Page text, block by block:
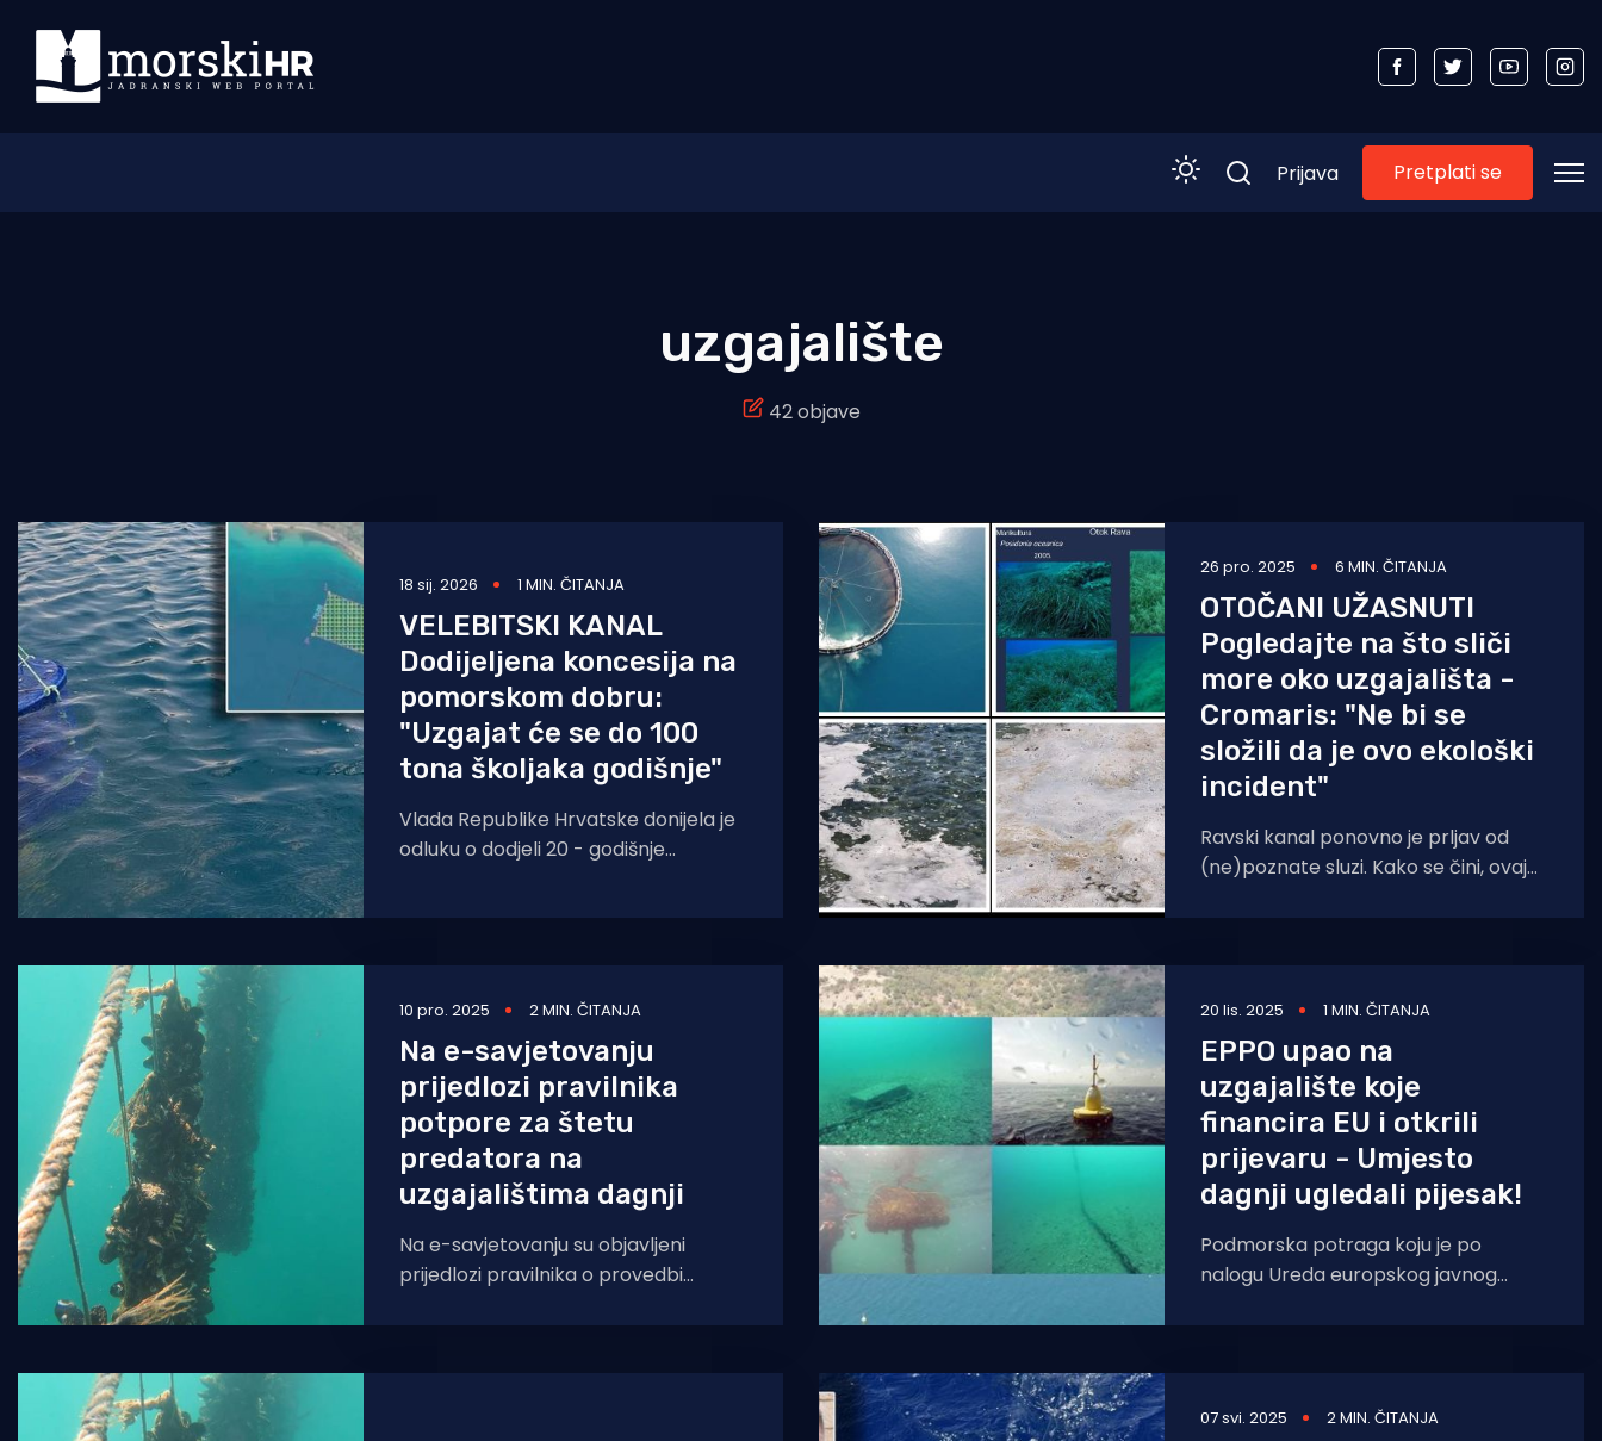
Turizam i nautika
Pomorstvo
Ribolov
Ekologija
Tradicija i kultura
Prijava Pretplati se
uzgajalište
42 objave
18 sij. 2026 1 MIN. ČITANJA
VELEBITSKI KANAL
Dodijeljena koncesija na
pomorskom dobru:
"Uzgajat će se do 100
tona školjaka godišnje"
Vlada Republike Hrvatske donijela je
odluku o dodjeli 20 - godišnje
26 pro. 2025 6 MIN. ČITANJA
OTOČANI UŽASNUTI
Pogledajte na što sliči
more oko uzgajališta -
Cromaris: "Ne bi se
složili da je ovo ekološki
incident"
Ravski kanal ponovno je prljav od
(ne)poznate sluzi. Kako se čini, ovaj
prvi
10 pro. 2025 2 MIN. ČITANJA
Na e-savjetovanju
prijedlozi pravilnika
potpore za štetu
predatora na
uzgajalištima dagnji
Na e-savjetovanju su objavljeni
prijedlozi pravilnika o provedbi
predatora na uzgajalištima dagnji i
20 lis. 2025 1 MIN. ČITANJA
EPPO upao na
uzgajalište koje
financira EU i otkrili
prijevaru - Umjesto
dagnji ugledali pijesak!
Podmorska potraga koju je po
nalogu Ureda europskog javnog
bugarska granična policija otkrila je
07 svi. 2025 2 MIN. ČITANJA